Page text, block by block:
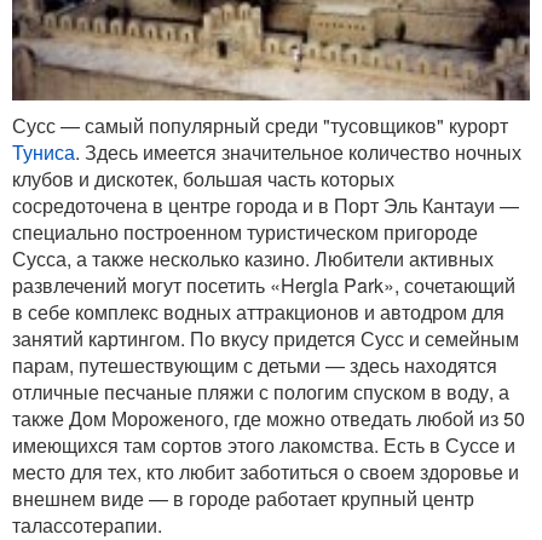
Сусс — самый популярный среди "тусовщиков" курорт
Туниса. Здесь имеется значительное количество ночных
клубов и дискотек, большая часть которых
сосредоточена в центре города и в Порт Эль Кантауи —
специально построенном туристическом пригороде
Сусса, а также несколько казино. Любители активных
развлечений могут посетить «Hergla Park», сочетающий
в себе комплекс водных аттракционов и автодром для
занятий картингом. По вкусу придется Сусс и семейным
парам, путешествующим с детьми — здесь находятся
отличные песчаные пляжи с пологим спуском в воду, а
также Дом Мороженого, где можно отведать любой из 50
имеющихся там сортов этого лакомства. Есть в Суссе и
место для тех, кто любит заботиться о своем здоровье и
внешнем виде — в городе работает крупный центр
талассотерапии.